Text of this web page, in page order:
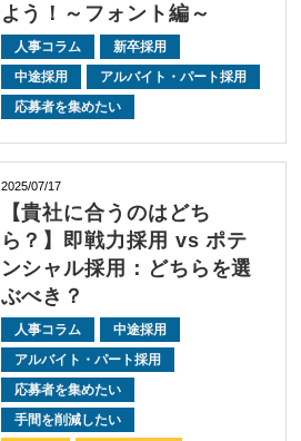
よう！～フォント編～
人事コラム
新卒採用
中途採用
アルバイト・パート採用
応募者を集めたい
2025/07/17
【貴社に合うのはどち
ら？】即戦力採用 vs ポテ
ンシャル採用：どちらを選
ぶべき？
人事コラム
中途採用
アルバイト・パート採用
応募者を集めたい
手間を削減したい